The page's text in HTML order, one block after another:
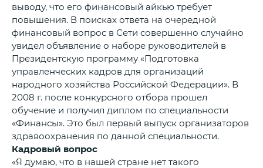
выводу, что его финансовый айкью требует
повышения. В поисках ответа на очередной
финансовый вопрос в Сети совершенно случайно
увидел объявление о наборе руководителей в
Президентскую программу «Подготовка
управленческих кадров для организаций
народного хозяйства Российской Федерации». В
2008 г. после конкурсного отбора прошел
обучение и получил диплом по специальности
«Финансы». Это был первый выпуск организаторов
здравоохранения по данной специальности.
Кадровый вопрос
«Я думаю, что в нашей стране нет такого